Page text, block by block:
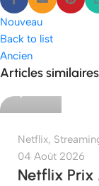
Nouveau
Back to list
Ancien
Articles similaires
etshop
Netflix,
04 Août 2026
Netflix Prix